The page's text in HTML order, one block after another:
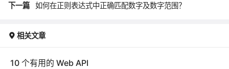
下一篇
如何在正则表达式中正确匹配数字及数字范围？
相关文章
10 个有用的 Web API